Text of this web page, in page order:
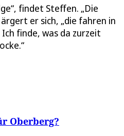
findet Steffen. „Die
er sich, „die fahren in
finde, was da zurzeit
Oberberg?